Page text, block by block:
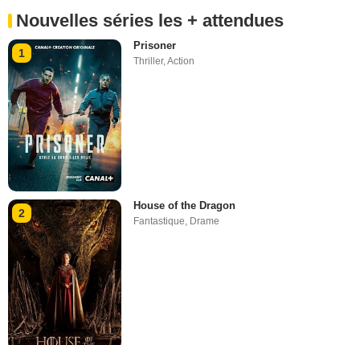
Nouvelles séries les + attendues
1
Prisoner
Thriller,Action
2
House of the Dragon
Fantastique Drame